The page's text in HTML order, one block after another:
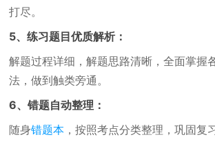
打尽。
5、练习题目优质解析：
解题过程详细，解题思路清晰，全面掌握
法，做到触类旁通。
6、错题自动整理：
随身错题本 ，按照考点分类整理，巩固复